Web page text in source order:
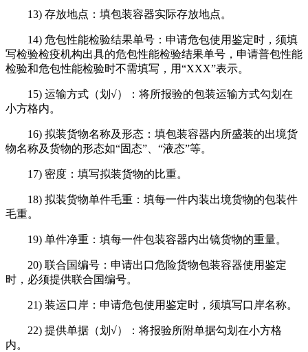
13) 存放地点：填包装容器实际存放地点。
14) 危包性能检验结果单号：申请危包使用鉴定时，须填
写检验检疫机构出具的危包性能检验结果单号，申请普包性能
检验和危包性能检验时不需填写，用“XXX”表示。
15) 运输方式（划√）：将所报验的包装运输方式勾划在
小方格内。
16) 拟装货物名称及形态：填包装容器内所盛装的出境货
物名称及货物的形态如“固态”、“液态”等。
17) 密度：填写拟装货物的比重。
18) 拟装货物单件毛重：填每一件内装出境货物的包装件
毛重。
19) 单件净重：填每一件包装容器内出镜货物的重量。
20) 联合国编号：申请出口危险货物包装容器使用鉴定
时，必须提供联合国编号。
21) 装运口岸：申请危包使用鉴定时，须填写口岸名称。
22) 提供单据（划√）：将报验所附单据勾划在小方格
内。